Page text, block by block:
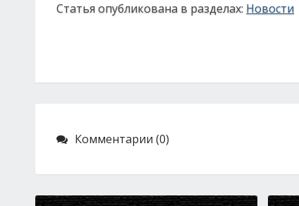
Статья опубликована в разделах: Новости
Комментарии (0)